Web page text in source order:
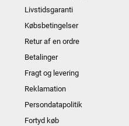
Livstidsgaranti
Købsbetingelser
Retur af en ordre
Betalinger
Fragt og levering
Reklamation
Persondatapolitik
Fortyd køb